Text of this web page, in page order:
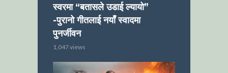
स्वरमा “बतासले उडाई ल्यायो”
-पुरानो गीतलाई नयाँ स्वादमा
पुनर्जीवन
1,047 views